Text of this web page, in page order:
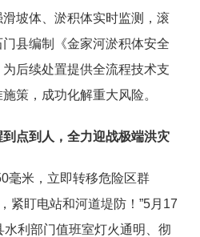
坡体、淤积体实时监测，滚
县编制《金家河淤积体安全
后续处置提供全流程技术支
策，成功化解重大风险。
点到人，全力迎战极端洪灾
毫米，立即转移危险区群
紧盯电站和河道堤防！”5月17
水利部门值班室灯火通明、彻